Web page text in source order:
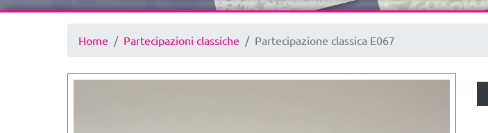
Home Partecipazioni classiche Partecipazione classica E067